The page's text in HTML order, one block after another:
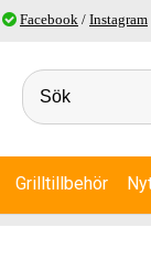
Facebook / Instagram
Grilltillbehör